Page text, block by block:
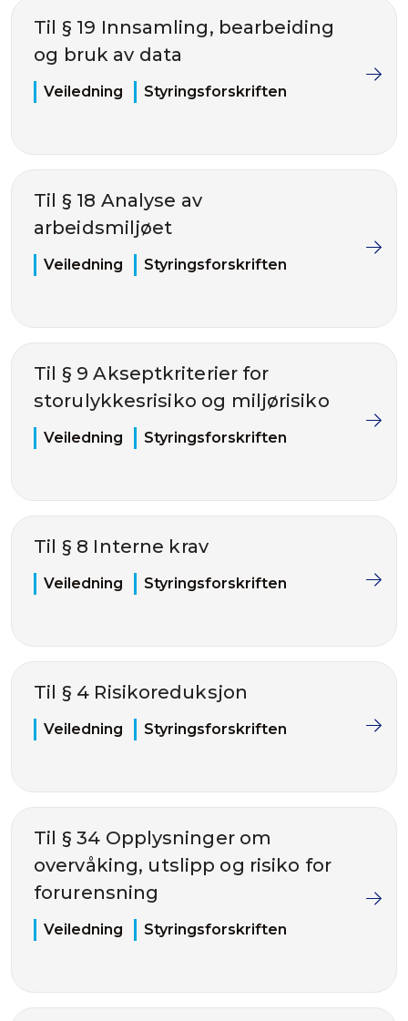
Til § 19 Innsamling, bearbeiding
og bruk av data
Veiledning Styringsforskriften
Til § 18 Analyse av
arbeidsmiljøet
Veiledning Styringsforskriften
Til § 9 Akseptkriterier for
storulykkesrisiko og miljørisiko
Veiledning Styringsforskriften
Til § 8 Interne krav
Veiledning Styringsforskriften
Til § 4 Risikoreduksjon
Veiledning Styringsforskriften
Til § 34 Opplysninger om
overvåking, utslipp og risiko for
forurensning
Veiledning Styringsforskriften